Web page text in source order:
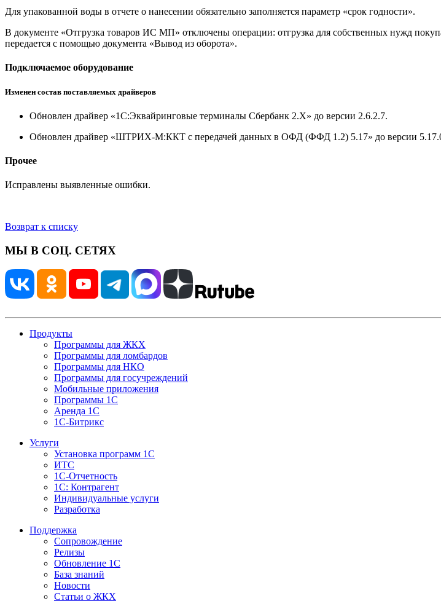
Для упакованной воды в отчете о нанесении обязательно заполняется параметр «срок годности».
В документе «Отгрузка товаров ИС МП» отключены операции: отгрузка для собственных нужд
передается с помощью документа «Вывод из оборота».
Подключаемое оборудование
Изменен состав поставляемых драйверов
Обновлен драйвер «1С:Эквайринговые терминалы Сбербанк 2.Х» до версии 2.6.2.7.
Обновлен драйвер «ШТРИХ-М:ККТ с передачей данных в ОФД (ФФД 1.2) 5.17» до версии
Прочее
Исправлены выявленные ошибки.
Возврат к списку
МЫ В СОЦ. СЕТЯХ
Продукты
Программы для ЖКХ
Программы для ломбардов
Программы для НКО
Программы для госучреждений
Мобильные приложения
Программы 1С
Аренда 1С
1С-Битрикс
Услуги
Установка программ 1С
ИТС
1С-Отчетность
1С: Контрагент
Индивидуальные услуги
Разработка
Поддержка
Сопровождение
Релизы
Обновление 1С
База знаний
Новости
Статьи о ЖКХ